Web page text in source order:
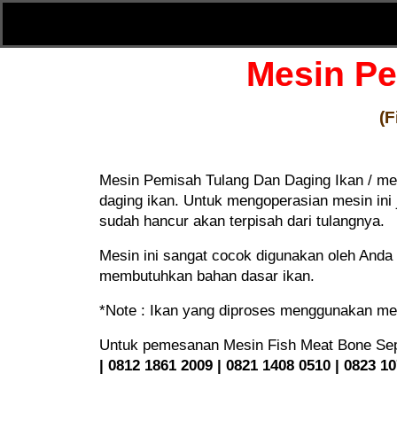
Mesin
Mesin Pemisah Tulang Dan Daging Ikan /
daging ikan. Untuk mengoperasian mesin
sudah hancur akan terpisah dari tulangnya.
Mesin ini sangat cocok digunakan oleh
membutuhkan bahan dasar ikan.
*Note : Ikan yang diproses menggunakan
Untuk pemesanan Mesin Fish Meat Bone
| 0812 1861 2009 | 0821 1408 0510 | 0823